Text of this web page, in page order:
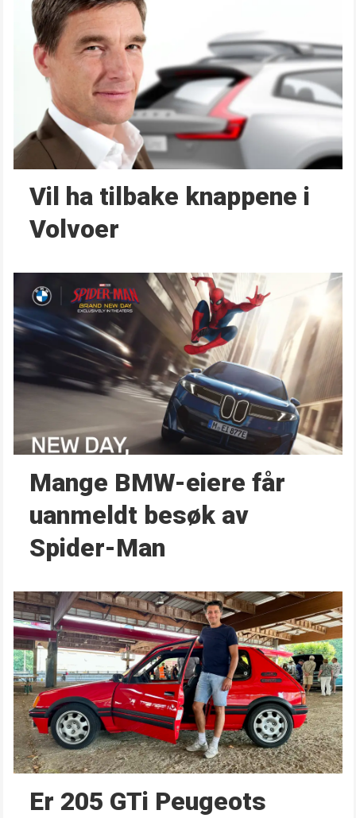
Vil ha tilbake knappene i
Volvoer
Mange BMW-eiere får
uanmeldt besøk av
Spider-Man
Er 205 GTi Peugeots